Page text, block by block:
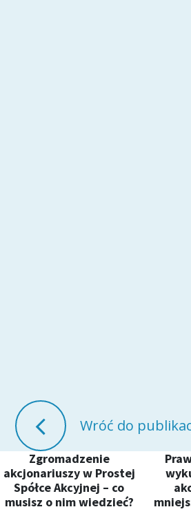
Wróć do
Zgromadzenie
akcjonariuszy w Prostej
Spółce Akcyjnej – co
musisz o nim wiedzieć?